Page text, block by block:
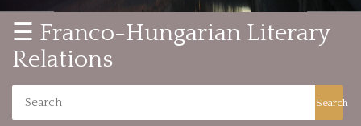
☰ Franco-Hungarian Literary
Relations
Search